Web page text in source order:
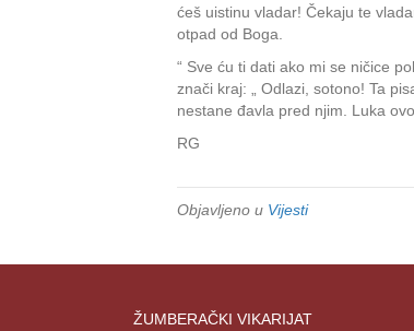
ćeš uistinu vladar! Čekaju te
otpad od Boga.
“ Sve ću ti dati ako mi se ničice
znači kraj: „ Odlazi, sotono! Ta
nestane đavla pred njim. Luka
RG
Objavljeno u Vijesti
ŽUMBERAČKI VIKARIJAT